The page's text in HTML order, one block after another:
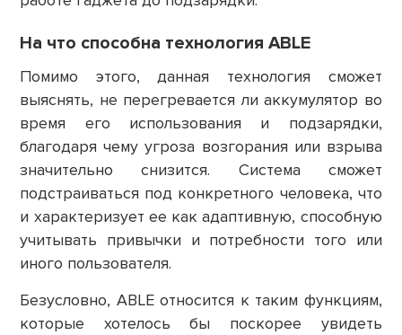
На что способна технология ABLE
Помимо этого, данная технология сможет
выяснять, не перегревается ли аккумулятор во
время его использования и подзарядки,
благодаря чему угроза возгорания или взрыва
значительно снизится. Система сможет
подстраиваться под конкретного человека, что
и характеризует ее как адаптивную, способную
учитывать привычки и потребности того или
иного пользователя.
Безусловно, ABLE относится к таким функциям,
которые хотелось бы поскорее увидеть